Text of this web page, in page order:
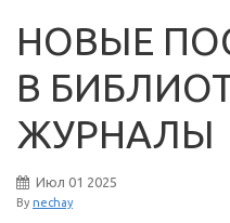
НОВЫЕ
В
ЖУРНАЛЫ
Июл 01 2025
By nechay